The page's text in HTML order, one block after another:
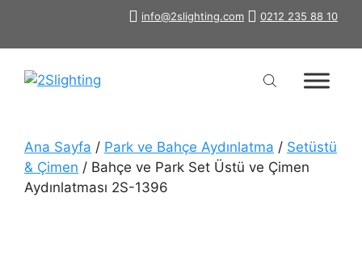
info@2slighting.com 0212 235 88 10
Ana Sayfa / Park ve Bahçe Aydınlatma / Setüstü
& Çimen / Bahçe ve Park Set Üstü ve Çimen
Aydınlatması 2S-1396